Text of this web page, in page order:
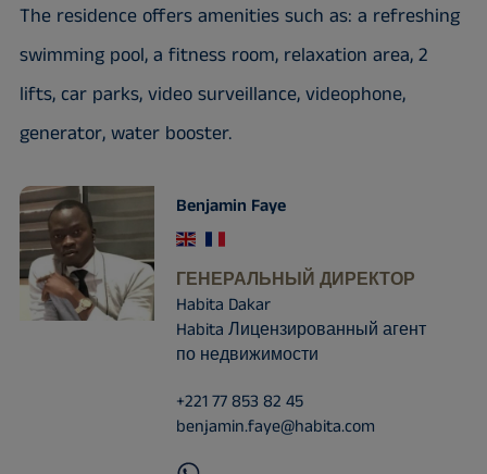
The residence offers amenities such as: a refreshing
swimming pool, a fitness room, relaxation area, 2
lifts, car parks, video surveillance, videophone,
generator, water booster.
Benjamin Faye
ГЕНЕРАЛЬНЫЙ ДИРЕКТОР
Habita Dakar
Habita Лицензированный агент
по недвижимости
+221 77 853 82 45
benjamin.faye@habita.com